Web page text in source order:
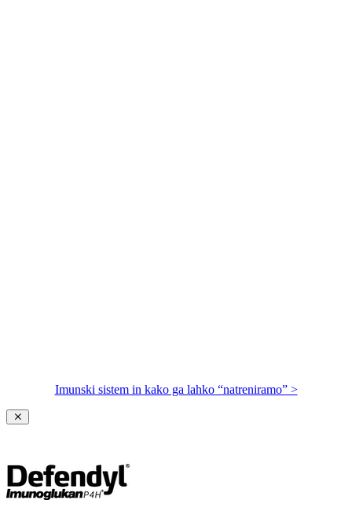
Imunski sistem in kako ga lahko “natreniramo” >